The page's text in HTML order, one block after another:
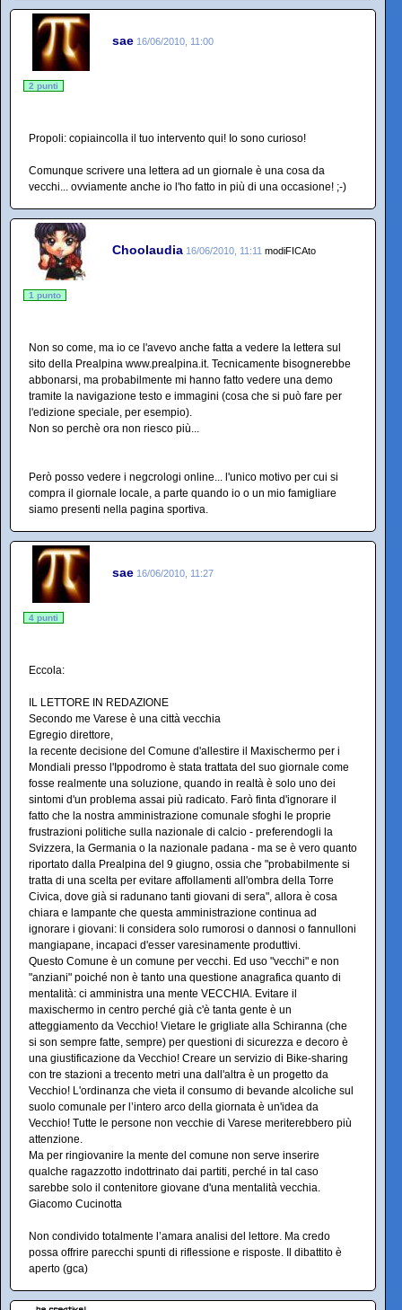
sae 16/06/2010, 11:00
2 punti
Propoli: copiaincolla il tuo intervento qui! Io sono curioso!
Comunque scrivere una lettera ad un giornale è una cosa da
vecchi... ovviamente anche io l'ho fatto in più di una occasione! ;-)
Choolaudia 16/06/2010, 11:11 modiFICAto
1 punto
Non so come, ma io ce l'avevo anche fatta a vedere la lettera sul
sito della Prealpina www.prealpina.it. Tecnicamente bisognerebbe
abbonarsi, ma probabilmente mi hanno fatto vedere una demo
tramite la navigazione testo e immagini (cosa che si può fare per
l'edizione speciale, per esempio).
Non so perchè ora non riesco più...
Però posso vedere i negcrologi online... l'unico motivo per cui si
compra il giornale locale, a parte quando io o un mio famigliare
siamo presenti nella pagina sportiva.
sae 16/06/2010, 11:27
4 punti
Eccola:
IL LETTORE IN REDAZIONE
Secondo me Varese è una città vecchia
Egregio direttore,
la recente decisione del Comune d'allestire il Maxischermo per i
Mondiali presso l'Ippodromo è stata trattata del suo giornale come
fosse realmente una soluzione, quando in realtà è solo uno dei
sintomi d'un problema assai più radicato. Farò finta d'ignorare il
fatto che la nostra amministrazione comunale sfoghi le proprie
frustrazioni politiche sulla nazionale di calcio - preferendogli la
Svizzera, la Germania o la nazionale padana - ma se è vero quanto
riportato dalla Prealpina del 9 giugno, ossia che "probabilmente si
tratta di una scelta per evitare affollamenti all'ombra della Torre
Civica, dove già si radunano tanti giovani di sera", allora è cosa
chiara e lampante che questa amministrazione continua ad
ignorare i giovani: li considera solo rumorosi o dannosi o fannulloni
mangiapane, incapaci d'esser varesinamente produttivi.
Questo Comune è un comune per vecchi. Ed uso "vecchi" e non
"anziani" poiché non è tanto una questione anagrafica quanto di
mentalità: ci amministra una mente VECCHIA. Evitare il
maxischermo in centro perché già c'è tanta gente è un
atteggiamento da Vecchio! Vietare le grigliate alla Schiranna (che
si son sempre fatte, sempre) per questioni di sicurezza e decoro è
una giustificazione da Vecchio! Creare un servizio di Bike-sharing
con tre stazioni a trecento metri una dall'altra è un progetto da
Vecchio! L'ordinanza che vieta il consumo di bevande alcoliche sul
suolo comunale per l’intero arco della giornata è un'idea da
Vecchio! Tutte le persone non vecchie di Varese meriterebbero più
attenzione.
Ma per ringiovanire la mente del comune non serve inserire
qualche ragazzotto indottrinato dai partiti, perché in tal caso
sarebbe solo il contenitore giovane d'una mentalità vecchia.
Giacomo Cucinotta
Non condivido totalmente l’amara analisi del lettore. Ma credo
possa offrire parecchi spunti di riflessione e risposte. Il dibattito è
aperto (gca)